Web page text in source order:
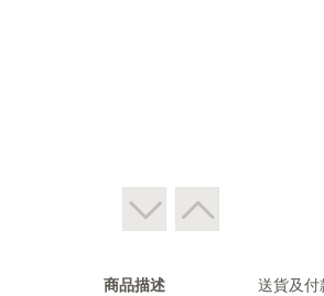
商品描述 送貨及付